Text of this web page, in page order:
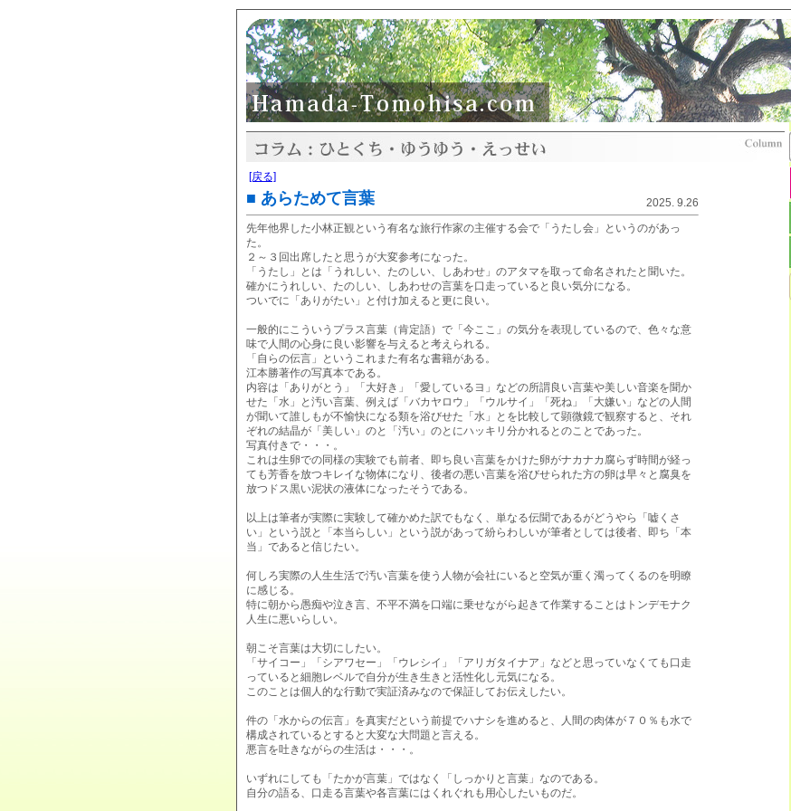
[戻る]
■ あらためて言葉
2025. 9.26
先年他界した小林正観という有名な旅行作家の主催する会で「うたし会」というのがあっ
た。
２～３回出席したと思うが大変参考になった。
「うたし」とは「うれしい、たのしい、しあわせ」のアタマを取って命名されたと聞いた。
確かにうれしい、たのしい、しあわせの言葉を口走っていると良い気分になる。
ついでに「ありがたい」と付け加えると更に良い。
一般的にこういうプラス言葉（肯定語）で「今ここ」の気分を表現しているので、色々な意
味で人間の心身に良い影響を与えると考えられる。
「自らの伝言」というこれまた有名な書籍がある。
江本勝著作の写真本である。
内容は「ありがとう」「大好き」「愛しているヨ」などの所謂良い言葉や美しい音楽を聞か
せた「水」と汚い言葉、例えば「バカヤロウ」「ウルサイ」「死ね」「大嫌い」などの人間
が聞いて誰しもが不愉快になる類を浴びせた「水」とを比較して顕微鏡で観察すると、それ
ぞれの結晶が「美しい」のと「汚い」のとにハッキリ分かれるとのことであった。
写真付きで・・・。
これは生卵での同様の実験でも前者、即ち良い言葉をかけた卵がナカナカ腐らず時間が経っ
ても芳香を放つキレイな物体になり、後者の悪い言葉を浴びせられた方の卵は早々と腐臭を
放つドス黒い泥状の液体になったそうである。
以上は筆者が実際に実験して確かめた訳でもなく、単なる伝聞であるがどうやら「嘘くさ
い」という説と「本当らしい」という説があって紛らわしいが筆者としては後者、即ち「本
当」であると信じたい。
何しろ実際の人生生活で汚い言葉を使う人物が会社にいると空気が重く濁ってくるのを明瞭
に感じる。
特に朝から愚痴や泣き言、不平不満を口端に乗せながら起きて作業することはトンデモナク
人生に悪いらしい。
朝こそ言葉は大切にしたい。
「サイコー」「シアワセー」「ウレシイ」「アリガタイナア」などと思っていなくても口走
っていると細胞レベルで自分が生き生きと活性化し元気になる。
このことは個人的な行動で実証済みなので保証してお伝えしたい。
件の「水からの伝言」を真実だという前提でハナシを進めると、人間の肉体が７０％も水で
構成されているとすると大変な大問題と言える。
悪言を吐きながらの生活は・・・。
いずれにしても「たかが言葉」ではなく「しっかりと言葉」なのである。
自分の語る、口走る言葉や各言葉にはくれぐれも用心したいものだ。